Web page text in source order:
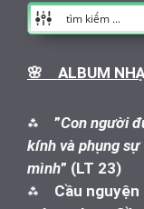
🌸 ALBUM
⁂ ”Con người
kính và phụng
mình” (LT 23)
⁂ Cầu